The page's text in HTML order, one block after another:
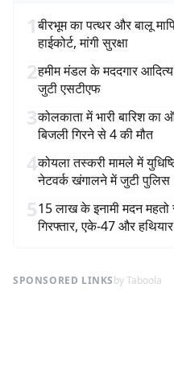
1बीरभूम का पत्थर और बालू
हाईकोर्ट, मांगी सुरक्षा
2हमीम मंडल के मददगार
जुटी एसटीएफ
3कोलकाता में भारी बारिश का
बिजली गिरने से 4 की मौत
4कोयला तस्करी मामले में
नेटवर्क खंगालने में जुटी पुलिस
515 लाख के इनामी मदन
गिरफ्तार, एके-47 और
SPONSORED LINKSby Taboola